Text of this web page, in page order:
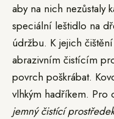
aby na nich nezůstaly
speciální leštidlo na
údržbu. K jejich
abrazivním čistícím
povrch poškrábat.
vlhkým hadříkem. Pro
jemný čistící